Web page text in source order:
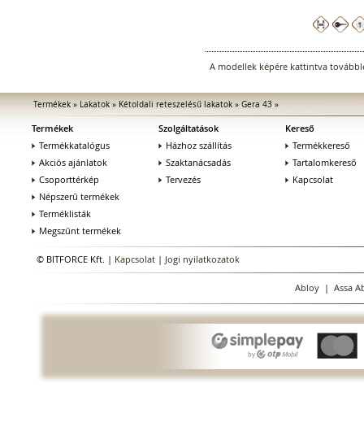
A modellek képére kattintva
Termékek» Lakatok» Kétoldali reteszelésű lakatok» Gera 43»
Termékek
Termékkatalógus
Akciós ajánlatok
Csoporttérkép
Népszerű termékek
Terméklisták
Megszűnt termékek
Szolgáltatások
Házhoz szállítás
Szaktanácsadás
Tervezés
Kereső
Termékkereső
Tartalomkereső
Kapcsolat
© BITFORCE Kft. | Kapcsolat | Jogi nyilatkozatok
Abloy| Assa